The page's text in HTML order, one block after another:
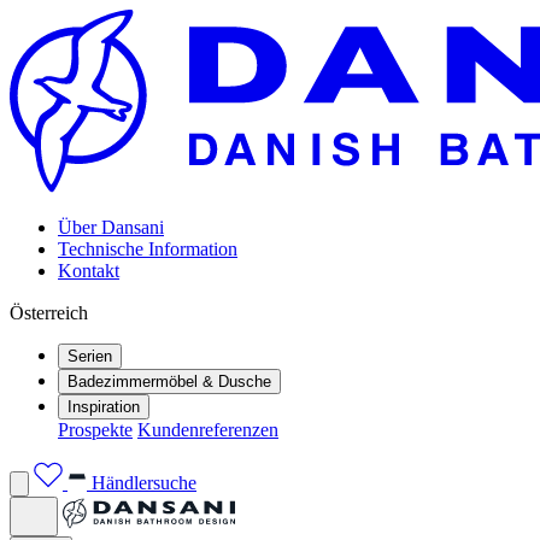
Über Dansani
Technische Information
Kontakt
Österreich
Serien
Badezimmermöbel & Dusche
Inspiration
Prospekte Kundenreferenzen
Händlersuche